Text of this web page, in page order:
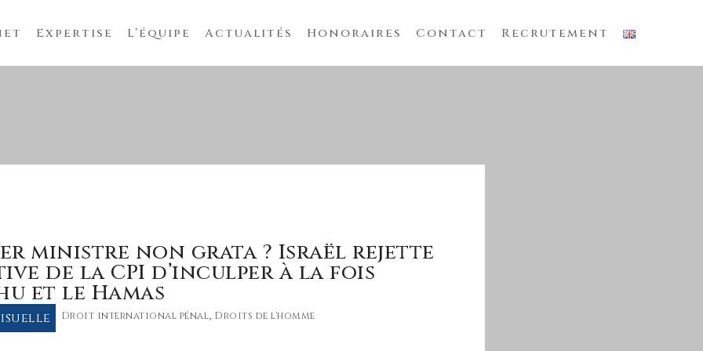
Expertise L’équipe Actualités Honoraires Contact Recrutement
ministre non grata ? Israël rejette
de la CPI d’inculper à la fois
et le Hamas
Droit international pénal, Droits de l'homme